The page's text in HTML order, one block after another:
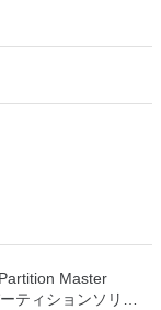
Master
ティションソリュ